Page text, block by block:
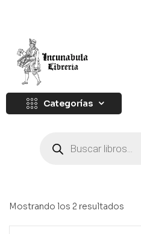
Categorías
Mostrando los 2 resultados